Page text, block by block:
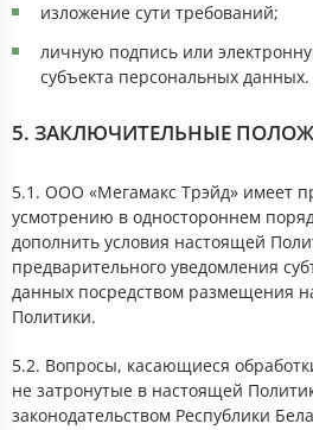
изложение сути требований;
личную подпись или
субъекта персональных данных.
5. ЗАКЛЮЧИТЕЛЬНЫЕ
5.1. ООО «Мегамакс Трэйд» имеет
усмотрению в одностороннем
дополнить условия настоящей
предварительного уведомления
данных посредством размещения
Политики.
5.2. Вопросы, касающиеся
не затронутые в настоящей
законодательством Республики